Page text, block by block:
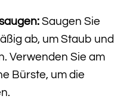
Saugen Sie
ab, um Staub und
Verwenden Sie am
Bürste, um die